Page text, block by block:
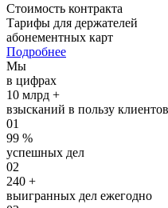
Стоимость контракта
Тарифы для держателей
абонементных карт
Подробнее
Мы
в цифрах
10 млрд +
взысканий в пользу
01
99 %
успешных дел
02
240 +
выигранных дел ежегодно